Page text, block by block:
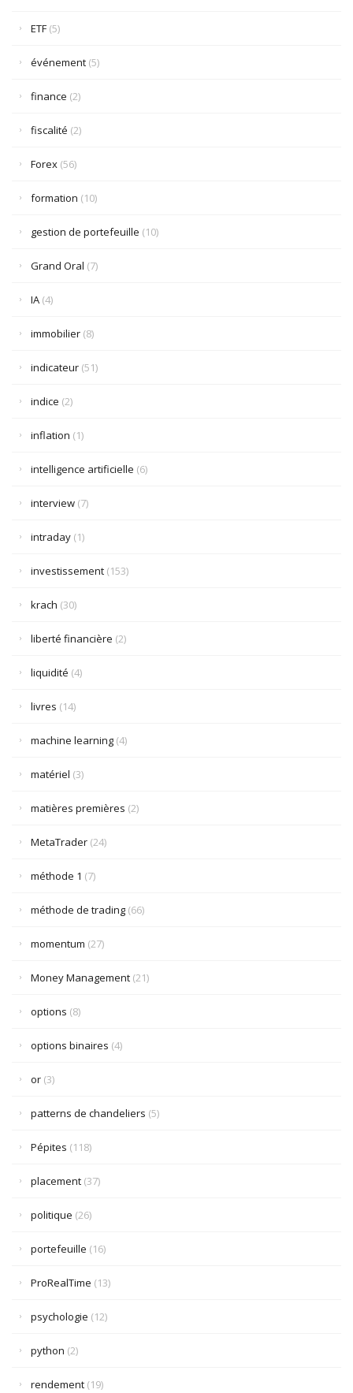
ETF (5)
événement (5)
finance (2)
fiscalité (2)
Forex (56)
formation (10)
gestion de portefeuille (10)
Grand Oral (7)
IA (4)
immobilier (8)
indicateur (51)
indice (2)
inflation (1)
intelligence artificielle (6)
interview (7)
intraday (1)
investissement (153)
krach (30)
liberté financière (2)
liquidité (4)
livres (14)
machine learning (4)
matériel (3)
matières premières (2)
MetaTrader (24)
méthode 1 (7)
méthode de trading (66)
momentum (27)
Money Management (21)
options (8)
options binaires (4)
or (3)
patterns de chandeliers (5)
Pépites (118)
placement (37)
politique (26)
portefeuille (16)
ProRealTime (13)
psychologie (12)
python (2)
rendement (19)